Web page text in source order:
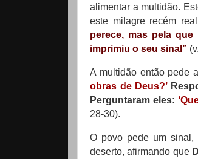
alimentar a multidão.
este milagre recém
perece, mas pela
imprimiu o seu sinal”
A multidão então pede
obras de Deus?’
Perguntaram eles:
28-30).
O povo pede um sinal,
deserto, afirmando que